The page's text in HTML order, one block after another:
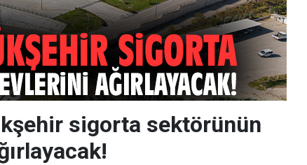
sigorta sektörünün